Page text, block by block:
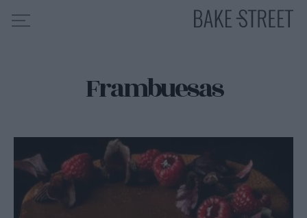
HOME
SOBRE MÍ
MIS CURSOS
CONTACTO
Frambuesas